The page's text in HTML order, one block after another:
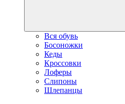
Вся обувь
Босоножки
Кеды
Кроссовки
Лоферы
Слипоны
Шлепанцы